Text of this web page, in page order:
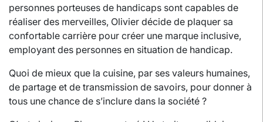
personnes porteuses de handicaps sont capables de
réaliser des merveilles, Olivier décide de plaquer sa
confortable carrière pour créer une marque inclusive,
employant des personnes en situation de handicap.
Quoi de mieux que la cuisine, par ses valeurs humaines,
de partage et de transmission de savoirs, pour donner à
tous une chance de s’inclure dans la société ?